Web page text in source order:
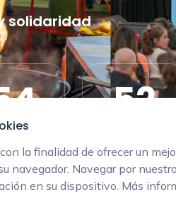
la finalidad de ofrecer un
navegador. Navegar por
en su dispositivo. Más
solidaridad
51